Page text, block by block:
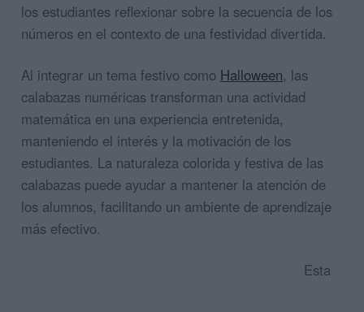
los estudiantes reflexionar sobre la secuencia de los
números en el contexto de una festividad divertida.
Al integrar un tema festivo como Halloween, las
calabazas numéricas transforman una actividad
matemática en una experiencia entretenida,
manteniendo el interés y la motivación de los
estudiantes. La naturaleza colorida y festiva de las
calabazas puede ayudar a mantener la atención de
los alumnos, facilitando un ambiente de aprendizaje
más efectivo.
Esta